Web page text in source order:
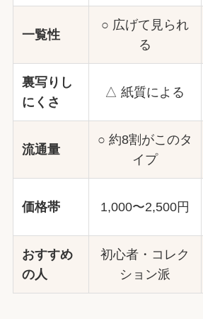
一覧性
○ 広げて見られ
る
裏写りし
にくさ
△ 紙質による
流通量
○ 約8割がこのタ
イプ
価格帯 1,000〜2,500円
おすすめ
の人
初心者・コレク
ション派